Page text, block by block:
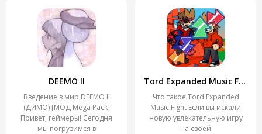
DEEMO II
Введение в мир DEEMO II
(ДИМО) [МОД Mega Pack]
Привет, геймеры! Сегодня
мы погрузимся в
Tord Expanded Music Fight
Что такое Tord Expanded
Music Fight Если вы искали
новую увлекательную игру
на своей